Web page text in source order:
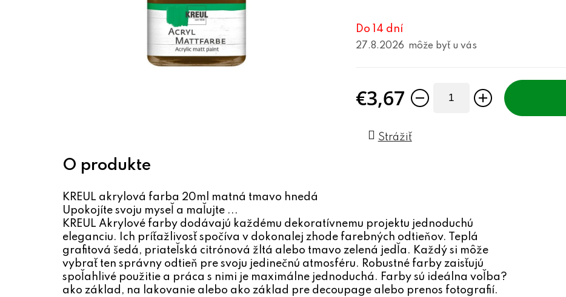
Do 14 dní
27.8.2026
€3,67
Strážiť
KREUL akrylová farba 20ml matná tmavo hnedá
Upokojíte svoju myseľ a maľujte ...
KREUL Akrylové farby dodávajú každému dekoratívnemu projektu jednoduchú
eleganciu. Ich príťažlivosť spočíva v dokonalej zhode farebných odtieňov. Teplá
grafitová šedá, priateľská citrónová žltá alebo tmavo zelená jedľa. Každý si môže
vybrať ten správny odtieň pre svoju jedinečnú atmosféru. Robustné farby zaisťujú
spoľahlivé použitie a práca s nimi je maximálne jednoduchá. Farby sú ideálna voľba?
ako základ, na lakovanie alebo ako základ pre decoupage alebo prenos fotografií.